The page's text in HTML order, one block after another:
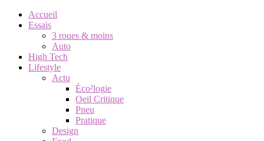
Accueil
Essais
3 roues & moins
Auto
High Tech
Lifestyle
Actu
Éco²logie
Oeil Critique
Pneu
Pratique
Design